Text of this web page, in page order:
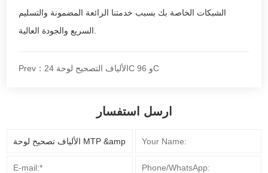
الشبكات الخاصة بك بسبب خدمتنا الرائعة المضمونة والتسليم
Prev：الألياف التصحيح لوحة 24C و 96C
ارسل استفسار